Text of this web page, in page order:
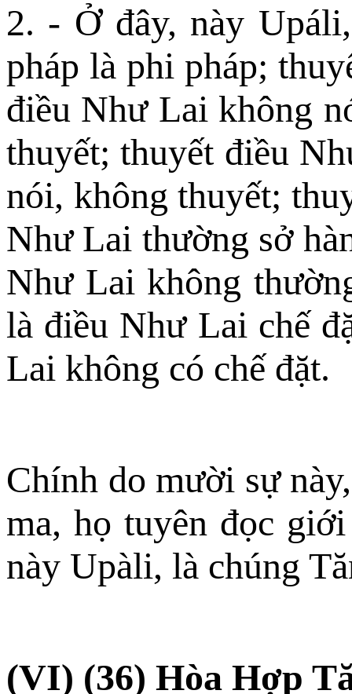
2. - Ở đây, này
pháp là phi pháp;
điều Như Lai không
thuyết; thuyết điều
nói, không thuyết;
Như Lai thường sở
Như Lai không
là điều Như Lai chế
Lai không có chế đặt.
Chính do mười sự
ma, họ tuyên đọc
này Upàli, là chúng
(VI) (36) Hòa Hợp